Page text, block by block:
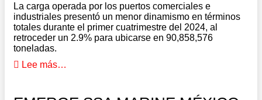
La carga operada por los puertos comerciales e
industriales presentó un menor dinamismo en términos
totales durante el primer cuatrimestre del 2024, al
retroceder un 2.9% para ubicarse en 90,858,576
toneladas.
Lee más…